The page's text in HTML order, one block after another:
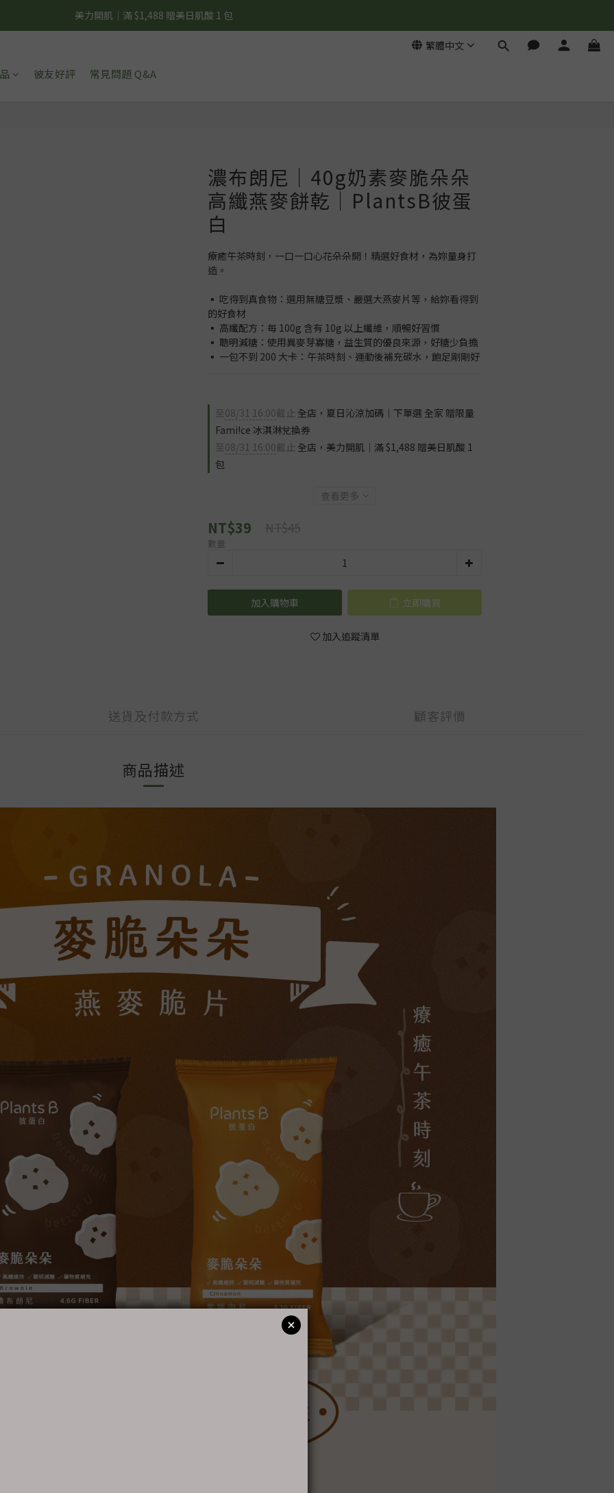
夏日輕補給｜500g 植物蛋白最低 $373 起
夏日輕補給｜500g 植物蛋白最低 $373 起
美力開肌｜滿 $1,488 贈美日肌酸 1 包
繁體中文
彼友好評 常見問題 Q&A
濃布朗尼｜40g奶素麥脆朵朵
高纖燕麥餅乾｜PlantsB彼蛋
白
療癒午茶時刻，一口一口心花朵朵開！精選好食材，為妳量身打
造。
▪️ 吃得到真食物：選用無糖豆漿、嚴選大燕麥片等，給妳看得到
的好食材
▪️ 高纖配方：每 100g 含有 10g 以上纖維，順暢好習慣
▪️ 聰明減糖：使用異麥芽寡糖，益生質的優良來源，好糖少負擔
▪️ 一包不到 200 大卡：午茶時刻、運動後補充碳水，飽足剛剛好
至08/31 16:00截止 全店，夏日沁涼加碼｜下單選 全家 贈限量
Fami!ce 冰淇淋兌換券
至08/31 16:00截止 全店，美力開肌｜滿 $1,488 贈美日肌酸 1
包
查看更多
NT$39 NT$45
數量
加入購物車 立即購買
加入追蹤清單
送貨及付款方式 顧客評價
商品描述